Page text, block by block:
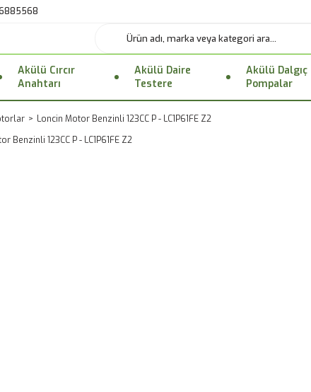
Akülü Cırcır
Anahtarı
Akülü Daire
Testere
Akülü Dalgıç
Pompalar
Loncin Motor Benzinli 123CC P - LC1P61FE Z2